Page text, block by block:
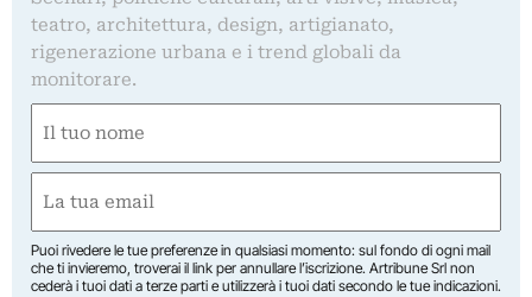
teatro, architettura, design, artigianato,
rigenerazione urbana e i trend globali da
monitorare.
(Required)
First
(Required)
Puoi rivedere le tue preferenze in qualsiasi momento: sul fondo di ogni mail
che ti invieremo, troverai il link per annullare l’iscrizione. Artribune Srl non
cederà i tuoi dati a terze parti e utilizzerà i tuoi dati secondo le tue indicazioni.